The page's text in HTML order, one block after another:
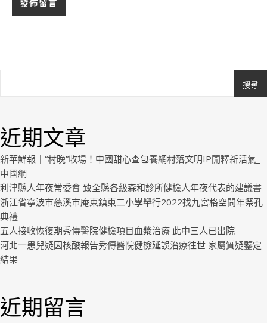
搜尋
近期文章
新華鮮報｜“村晚”收場！中國甜心查包養網村落文明IP開釋新活氣_
中國網
利津縣人年夜常委會 致全縣各級森和診所健檢人年夜代表的建議書
浙江省寧波市慈溪市庵東鎮東二小學舉行2022找九宮格空間年祭孔
典禮
五人接收恢復期秀傳醫院健檢項目血漿治療 此中三人已出院
河北一患兒疑因核酸報告秀傳醫院健檢延誤治療往世 家屬質疑鑒定
結果
近期留言
Royal.